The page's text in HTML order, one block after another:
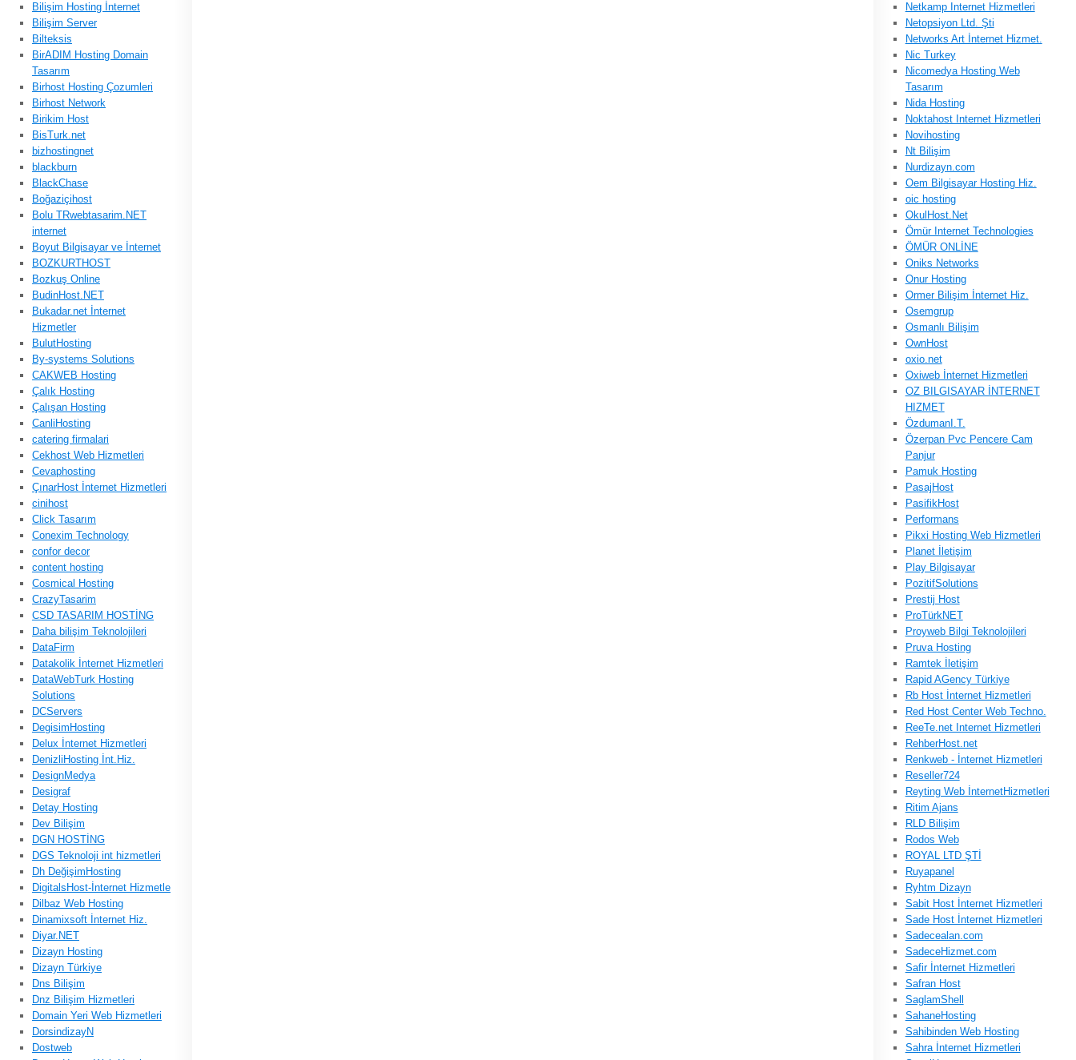
Netkamp Internet Hizmetleri
Netopsiyon Ltd. Şti
Networks Art İnternet Hizmet.
Nic Turkey
Nicomedya Hosting Web
Tasarım
Nida Hosting
Noktahost Internet Hizmetleri
Novihosting
Nt Bilişim
Nurdizayn.com
Oem Bilgisayar Hosting Hiz.
oic hosting
OkulHost.Net
Ömür Internet Technologies
ÖMÜR ONLİNE
Oniks Networks
Onur Hosting
Ormer Bilişim İnternet Hiz.
Osemgrup
Osmanlı Bilişim
OwnHost
oxio.net
Oxiweb İnternet Hizmetleri
OZ BILGISAYAR İNTERNET
HIZMET
ÖzdumanI.T.
Özerpan Pvc Pencere Cam
Panjur
Pamuk Hosting
PasajHost
PasifikHost
Performans
Pikxi Hosting Web Hizmetleri
Planet İletişim
Play Bilgisayar
PozitifSolutions
Prestij Host
ProTürkNET
Proyweb Bilgi Teknolojileri
Pruva Hosting
Ramtek İletişim
Rapid AGency Türkiye
Rb Host İnternet Hizmetleri
Red Host Center Web Techno.
ReeTe.net Internet Hizmetleri
RehberHost.net
Renkweb - İnternet Hizmetleri
Reseller724
Reyting Web İnternetHizmetleri
Ritim Ajans
RLD Bilişim
Rodos Web
ROYAL LTD ŞTİ
Ruyapanel
Ryhtm Dizayn
Sabit Host İnternet Hizmetleri
Sade Host İnternet Hizmetleri
Sadecealan.com
SadeceHizmet.com
Safir İnternet Hizmetleri
Safran Host
SaglamShell
SahaneHosting
Sahibinden Web Hosting
Sahra İnternet Hizmetleri
Bilişim Hosting İnternet
Bilişim Server
Bilteksis
BirADIM Hosting Domain
Tasarım
Birhost Hosting Çozumleri
Birhost Network
Birikim Host
BisTurk.net
bizhostingnet
blackburn
BlackChase
Boğaziçihost
Bolu TRwebtasarim.NET
internet
Boyut Bilgisayar ve İnternet
BOZKURTHOST
Bozkuş Online
BudinHost.NET
Bukadar.net İnternet
Hizmetler
BulutHosting
By-systems Solutions
CAKWEB Hosting
Çalık Hosting
Çalışan Hosting
CanliHosting
catering firmalari
Cekhost Web Hizmetleri
Cevaphosting
ÇınarHost İnternet Hizmetleri
cinihost
Click Tasarım
Conexim Technology
confor decor
content hosting
Cosmical Hosting
CrazyTasarim
CSD TASARIM HOSTİNG
Daha bilişim Teknolojileri
DataFirm
Datakolik İnternet Hizmetleri
DataWebTurk Hosting
Solutions
DCServers
DegisimHosting
Delux İnternet Hizmetleri
DenizliHosting İnt.Hiz.
DesignMedya
Desigraf
Detay Hosting
Dev Bilişim
DGN HOSTİNG
DGS Teknoloji int hizmetleri
Dh DeğişimHosting
DigitalsHost-İnternet Hizmetle
Dilbaz Web Hosting
Dinamixsoft İnternet Hiz.
Diyar.NET
Dizayn Hosting
Dizayn Türkiye
Dns Bilişim
Dnz Bilişim Hizmetleri
Domain Yeri Web Hizmetleri
DorsindizayN
Dostweb